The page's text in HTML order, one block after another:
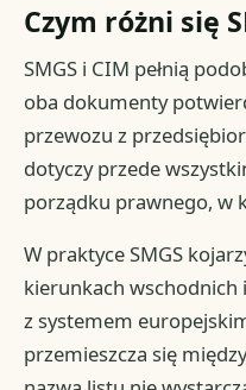
Czym różni się
SMGS i CIM pełnią
oba dokumenty
przewozu z
dotyczy przede
porządku prawnego, w
W praktyce SMGS
kierunkach wschodnich
z systemem
przemieszcza się